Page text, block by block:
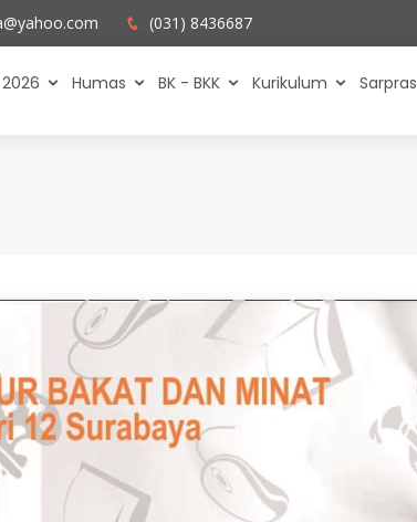
(031) 8436687
2026 Humas BK - BKK Kurikulum Sarpras